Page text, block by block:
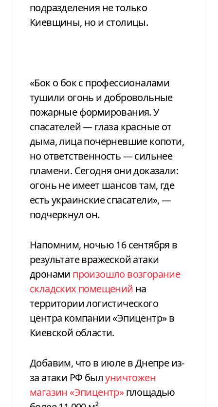
подразделения не только
Киевщины, но и столицы.
«Бок о бок с профессионалами
тушили огонь и добровольные
пожарные формирования. У
спасателей — глаза красные от
дыма, лица почерневшие копоти,
но ответственность — сильнее
пламени. Сегодня они доказали:
огонь не имеет шансов там, где
есть украинские спасатели», —
подчеркнул он.
Напомним, ночью 16 сентября в
результате вражеской атаки
дронами произошло возгорание
складских помещений на
территории логистического
центра компании «Эпицентр» в
Киевской области.
Добавим, что в июле в Днепре из-
за атаки РФ былуничтожен
магазин «Эпицентр»площадью